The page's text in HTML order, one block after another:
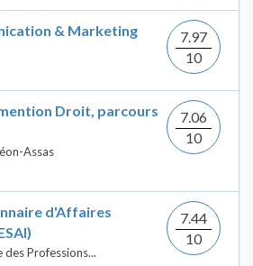
& Marketing
7.97
10
Droit, parcours
Assas
7.06
10
d'Affaires
des Professions...
7.44
10